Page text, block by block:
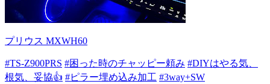
プリウス MXWH60
#TS-Z900PRS #困った時のチャッピー頼み #DIYはやる気、
根気、妥協👍 #ピラー埋め込み加工 #3way+SW